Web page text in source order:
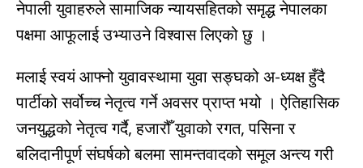
नेपाली युवाहरुले सामाजिक न्यायसहितको समृद्ध नेपालका
पक्षमा आफूलाई उभ्याउने विश्वास लिएको छु ।
मलाई स्वयं आफ्नो युवावस्थामा युवा सङ्घको अ-ध्यक्ष हुँदै
पार्टीको सर्वोच्च नेतृत्व गर्ने अवसर प्राप्त भयो । ऐतिहासिक
जनयुद्धको नेतृत्व गर्दै, हजारौँ युवाको रगत, पसिना र
बलिदानीपूर्ण संघर्षको बलमा सामन्तवादको समूल अन्त्य गरी